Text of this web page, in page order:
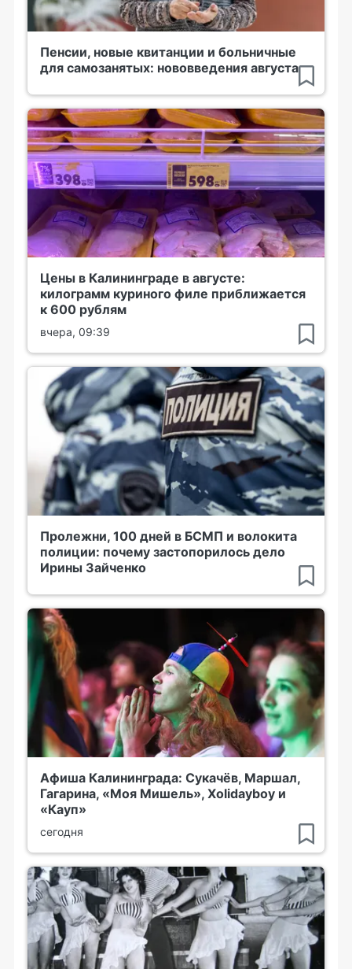
Пенсии, новые квитанции и больничные
для самозанятых: нововведения августа
Цены в Калининграде в августе:
килограмм куриного филе приближается
к 600 рублям
вчера, 09:39
Пролежни, 100 дней в БСМП и волокита
полиции: почему застопорилось дело
Ирины Зайченко
Афиша Калининграда: Сукачёв, Маршал,
Гагарина, «Моя Мишель», Xolidayboy и
«Кауп»
сегодня